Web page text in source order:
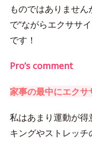
ものではありませ
で“ながらエクササ
です！
Pro’s comment
家事の最中にエクサ
私はあまり運動が
キングやストレッ